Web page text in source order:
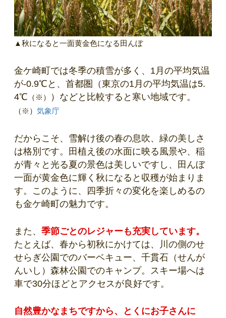
▲秋になると一面黄金色になる田んぼ
金ケ崎町では冬季の積雪が多く、1月の平均気温
が-0.9℃と、首都圏（東京の1月の平均気温は5.
4℃ （※） ）などと比較すると寒い地域です。
（※） 気象庁
だからこそ、雪解け後の春の息吹、緑の美しさ
は格別です。田植え後の水面に映る風景や、稲
が青々と光る夏の景色は美しいですし、田んぼ
一面が黄金色に輝く秋になると収穫が始まりま
す。このように、四季折々の変化を楽しめるの
も金ケ崎町の魅力です。
また、 季節ごとのレジャーも充実しています。
たとえば、春から初秋にかけては、川の側のせ
せらぎ公園でのバーベキュー、千貫石（せんが
んいし）森林公園でのキャンプ。スキー場へは
車で30分ほどとアクセスが良好です。
自然豊かなまちですから、とくにお子さんに